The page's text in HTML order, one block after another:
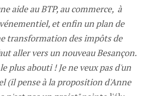
aide au BTP, au commerce, à
et enfin un plan de
transformation des impôts de
aller vers un nouveau Besançon.
plus abouti ! Je ne veux pas d'un
(il pense à la proposition d'Anne